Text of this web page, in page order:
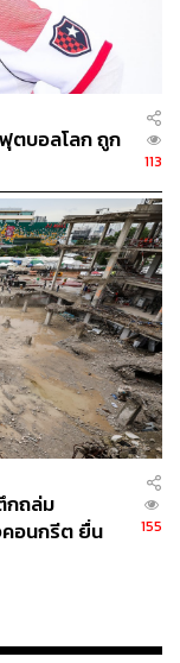
ตบอลโลก ถูก
113
กถล่ม
คอนกรีต ยื่น
155